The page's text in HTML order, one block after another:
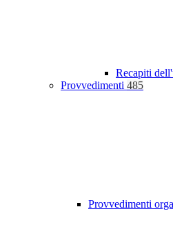
Recapiti
Provvedimenti 485
Provvedimenti